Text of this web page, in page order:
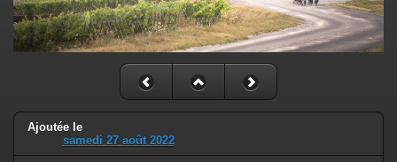
Ajoutée le
samedi 27 août 2022